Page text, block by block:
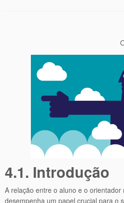
4.1. Introdução
A relação entre o aluno e o
desempenha um papel crucial para o